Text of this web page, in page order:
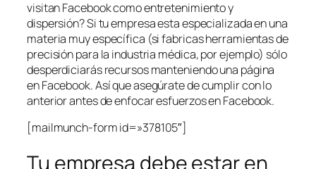
visitan Facebook como entretenimiento y
dispersión? Si tu empresa esta especializada en una
materia muy específica (si fabricas herramientas de
precisión para la industria médica, por ejemplo) sólo
desperdiciarás recursos manteniendo una página
en Facebook. Así que asegúrate de cumplir con lo
anterior antes de enfocar esfuerzos en Facebook.
[mailmunch-form id=»378105″]
Tu empresa debe estar en